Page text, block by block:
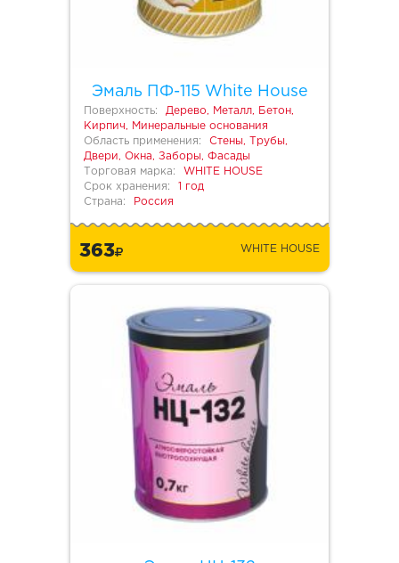
Эмаль ПФ-115 White House
Поверхность:
Дерево, Металл, Бетон,
Кирпич, Минеральные основания
Область применения:
Стены, Трубы,
Двери, Окна, Заборы, Фасады
Торговая марка:
WHITE HOUSE
Срок хранения:
1 год
Страна:
Россия
363 WHITE HOUSE